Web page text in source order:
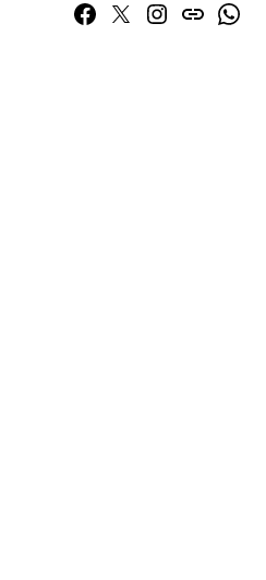
Facebook
TwitterInstagram
issuu